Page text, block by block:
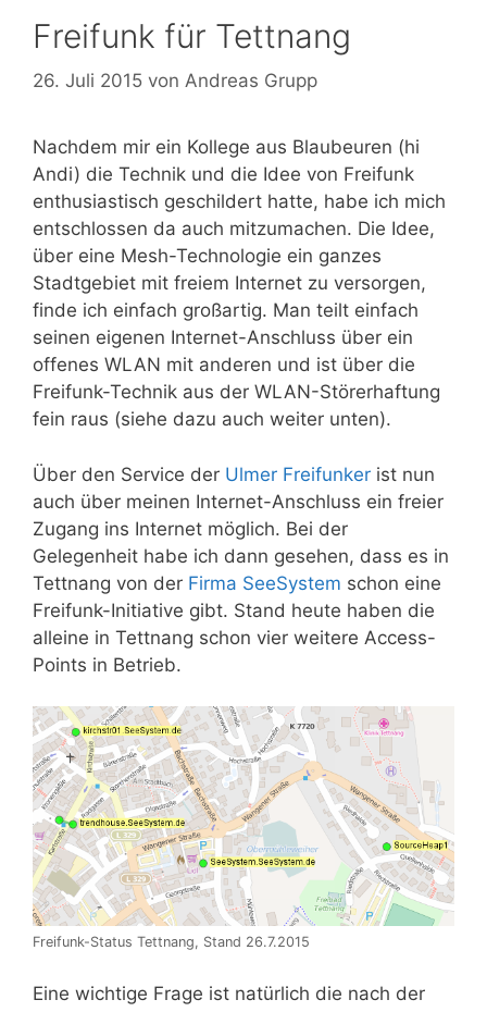
Freifunk für Tettnang
26. Juli 2015 von Andreas Grupp
Nachdem mir ein Kollege aus Blaubeuren (hi
Andi) die Technik und die Idee von Freifunk
enthusiastisch geschildert hatte, habe ich mich
entschlossen da auch mitzumachen. Die Idee,
über eine Mesh-Technologie ein ganzes
Stadtgebiet mit freiem Internet zu versorgen,
finde ich einfach großartig. Man teilt einfach
seinen eigenen Internet-Anschluss über ein
offenes WLAN mit anderen und ist über die
Freifunk-Technik aus der WLAN-Störerhaftung
fein raus (siehe dazu auch weiter unten).
Über den Service der Ulmer Freifunker ist nun
auch über meinen Internet-Anschluss ein freier
Zugang ins Internet möglich. Bei der
Gelegenheit habe ich dann gesehen, dass es in
Tettnang von der Firma SeeSystem schon eine
Freifunk-Initiative gibt. Stand heute haben die
alleine in Tettnang schon vier weitere Access-
Points in Betrieb.
Freifunk-Status Tettnang, Stand 26.7.2015
Eine wichtige Frage ist natürlich die nach der